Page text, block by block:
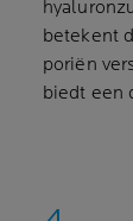
betekent
poriën
biedt een